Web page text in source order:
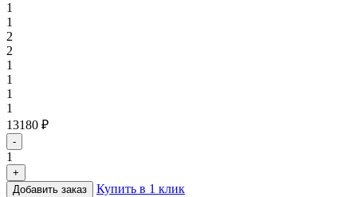
1
1
2
2
1
1
1
1
13180 ₽
-
1
+
Добавить заказ
Купить в 1 клик